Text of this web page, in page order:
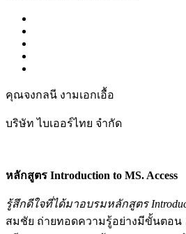
คุณจงกลนี งามเอกเอื้อ
บริษัท ไบเออร์ไทย จำกัด
หลักสูตร Introduction to MS. Access
รู้สึกดีใจที่ได้มาอบรมหลักสูตร
สมชัย ถ่ายทอดความรู้อย่างมีขั้นตอน